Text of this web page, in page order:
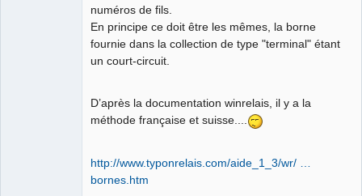
numéros de fils.
En principe ce doit être les mêmes, la borne
fournie dans la collection de type "terminal" étant
un court-circuit.
D’après la documentation winrelais, il y a la
méthode française et suisse....
http://www.typonrelais.com/aide_1_3/wr/ …
bornes.htm